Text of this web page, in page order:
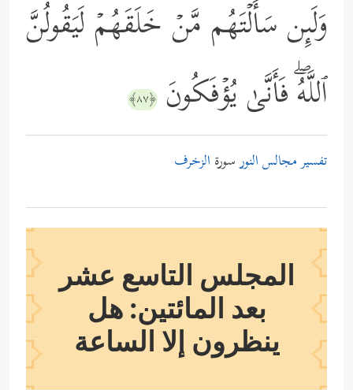
وَلَىِٕن سَأَلۡتَهُم مَّنۡ خَلَقَهُمۡ لَیَقُولُنَّ
ٱللَّهُۖ فَأَنَّىٰ یُؤۡفَكُونَ ﴿٨٧﴾
تفسير مجالس النورسورة الزخرف
المجلس التاسع عشر
بعد المائتين: هل
ينظرون إلا الساعة